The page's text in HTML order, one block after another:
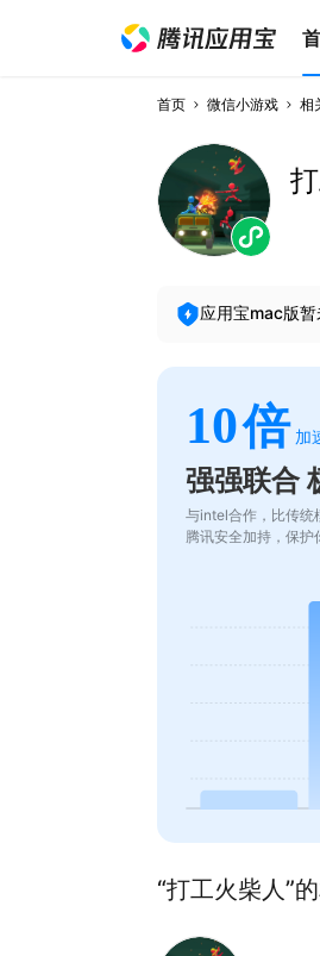
首页 微信小游戏 相
应用宝mac版
10倍 加
强强联合
与intel合作，比传统
腾讯安全加持，保护
“打工火柴人”